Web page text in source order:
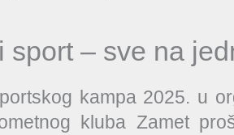
sport – sve na
kampa 2025. u
kluba Zamet